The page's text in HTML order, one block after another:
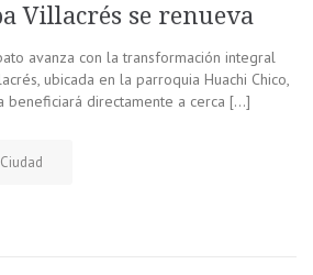
Villacrés se renueva
avanza con la transformación integral
ubicada en la parroquia Huachi Chico,
beneficiará directamente a cerca […]
Ciudad